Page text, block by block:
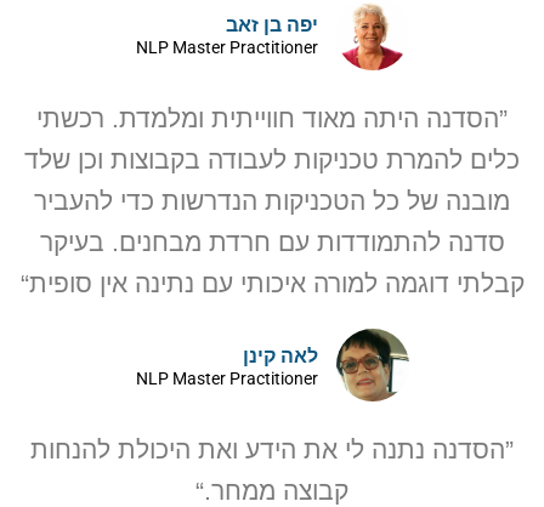
יפה בן זאב
NLP Master Practitioner
”הסדנה היתה מאוד חווייתית ומלמדת. רכשתי
כלים להמרת טכניקות לעבודה בקבוצות וכן שלד
מובנה של כל הטכניקות הנדרשות כדי להעביר
סדנה להתמודדות עם חרדת מבחנים. בעיקר
קבלתי דוגמה למורה איכותי עם נתינה אין סופית“
לאה קינן
NLP Master Practitioner​
”הסדנה נתנה לי את הידע ואת היכולת להנחות
קבוצה ממחר.“